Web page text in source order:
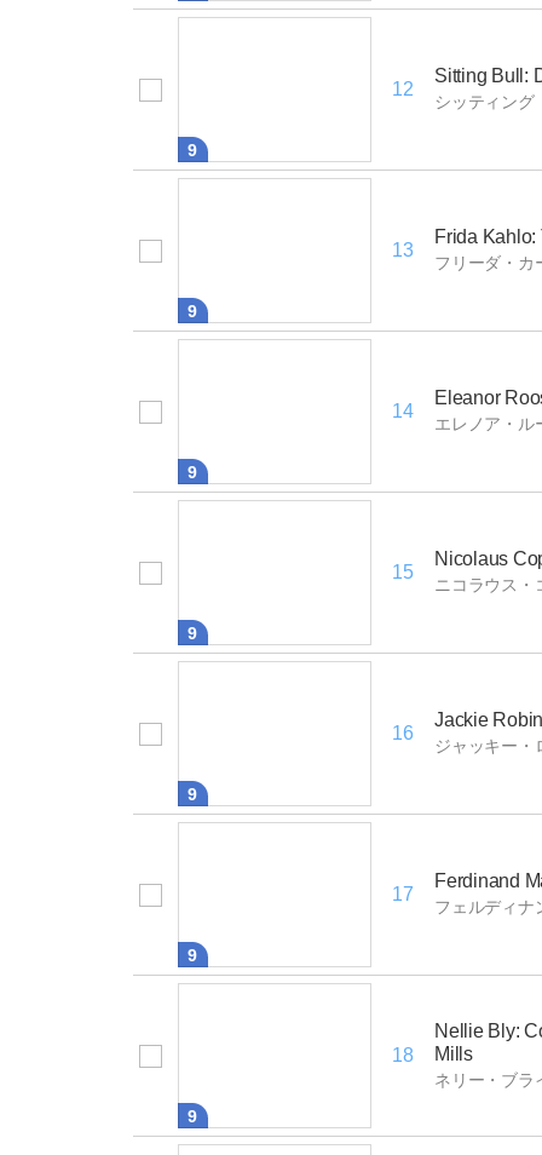
9
12
Sitting Bull:
シッティング
9
13
Frida Kahlo:
フリーダ・カ
9
14
Eleanor
エレノア・ル
9
15
Nicolaus
ニコラウス
9
16
Jackie
ジャッキー・
9
17
Ferdinand
フェルディナ
9
18
Nellie Bly:
Mills
ネリー・ブラ